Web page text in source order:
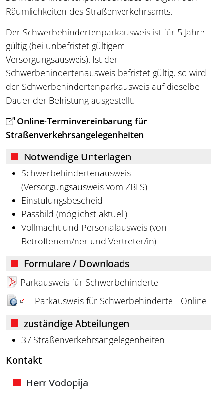
Räumlichkeiten des Straßenverkehrsamts.
Der Schwerbehindertenparkausweis ist für 5 Jahre
gültig (bei unbefristet gültigem
Versorgungsausweis). Ist der
Schwerbehindertenausweis befristet gültig, so wird
der Schwerbehindertenparkausweis auf dieselbe
Dauer der Befristung ausgestellt.
Online-Terminvereinbarung für
Straßenverkehrsangelegenheiten
Notwendige Unterlagen
Schwerbehindertenausweis
(Versorgungsausweis vom ZBFS)
Einstufungsbescheid
Passbild (möglichst aktuell)
Vollmacht und Personalausweis (von
Betroffenem/ner und Vertreter/in)
Formulare / Downloads
Parkausweis für Schwerbehinderte
Parkausweis für Schwerbehinderte - Online
zuständige Abteilungen
37 Straßenverkehrsangelegenheiten
Kontakt
Herr Vodopija